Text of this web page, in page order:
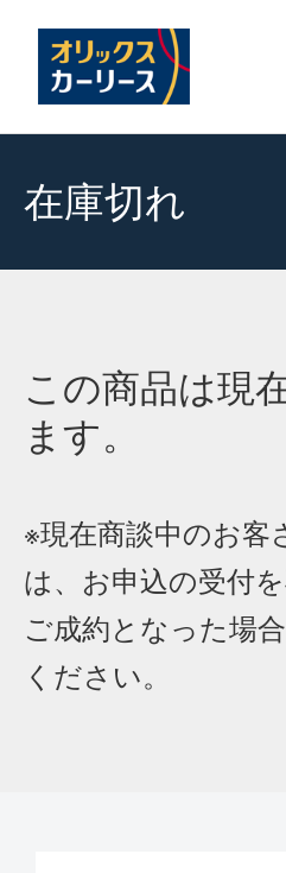
在庫切れ
この商品は現
ます。
※現在商談中のお客
は、お申込の受付
ご成約となった場
ください。